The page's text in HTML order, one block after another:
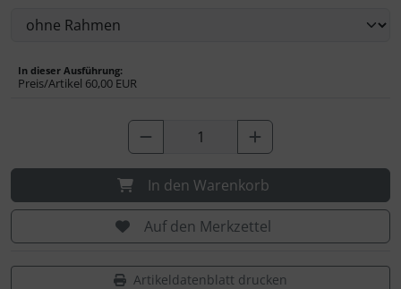
In dieser Ausführung:
Preis/Artikel 60,00 EUR
In den Warenkorb
Auf den Merkzettel
Artikeldatenblatt drucken
Schutz und Pflege
Schutztaschen Interieur
Tapes und Tuning